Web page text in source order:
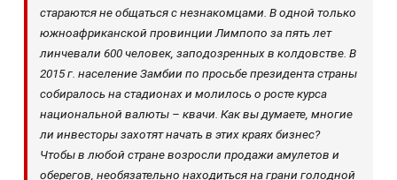
стараются не общаться с незнакомцами. В одной только
южноафриканской провинции Лимпопо за пять лет
линчевали 600 человек, заподозренных в колдовстве. В
2015 г. население Замбии по просьбе президента страны
собиралось на стадионах и молилось о росте курса
национальной валюты – квачи. Как вы думаете, многие
ли инвесторы захотят начать в этих краях бизнес?
Чтобы в любой стране возросли продажи амулетов и
оберегов, необязательно находиться на грани голодной